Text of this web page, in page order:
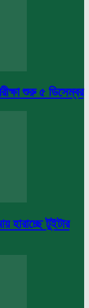
শুরু ৫ ডিসেম্বর
হারাচ্ছে টুইটার